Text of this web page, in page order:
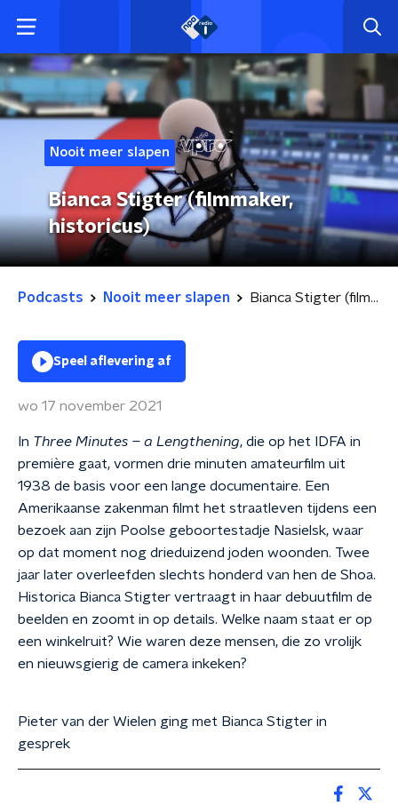
Nooit meer slapen
Bianca Stigter (filmmaker,
historicus)
Podcasts Nooit meer slapen Bianca Stigter (filmmaker, historicus)
Speel aflevering af
wo 17 november 2021
In Three Minutes – a Lengthening, die op het IDFA in
première gaat, vormen drie minuten amateurfilm uit
1938 de basis voor een lange documentaire. Een
Amerikaanse zakenman filmt het straatleven tijdens een
bezoek aan zijn Poolse geboortestadje Nasielsk, waar
op dat moment nog drieduizend joden woonden. Twee
jaar later overleefden slechts honderd van hen de Shoa.
Historica Bianca Stigter vertraagt in haar debuutfilm de
beelden en zoomt in op details. Welke naam staat er op
een winkelruit? Wie waren deze mensen, die zo vrolijk
en nieuwsgierig de camera inkeken?
Pieter van der Wielen ging met Bianca Stigter in
gesprek